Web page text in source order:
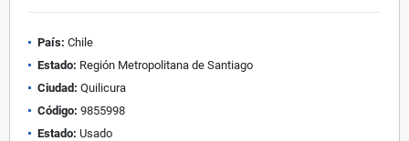
País: Chile
Estado: Región Metropolitana de Santiago
Ciudad: Quilicura
Código: 9855998
Estado: Usado